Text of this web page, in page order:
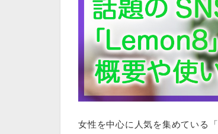
女性を中心に人気を集めている「